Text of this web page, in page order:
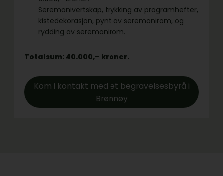
Seremonivertskap, trykking av programhefter,
kistedekorasjon, pynt av seremonirom, og
rydding av seremonirom.
Totalsum: 40.000,– kroner.
Kom i kontakt med et begravelsesbyrå i
Brønnøy